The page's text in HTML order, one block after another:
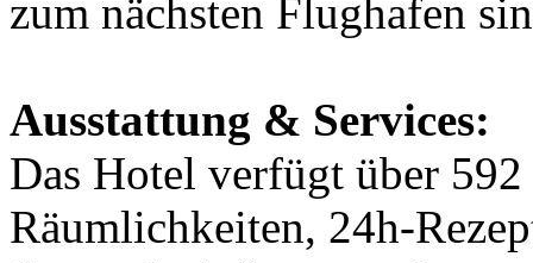
zum nächsten Flughafen
Ausstattung & Services:
Das Hotel verfügt über
Räumlichkeiten, 24h-